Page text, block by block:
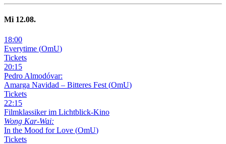
Mi 12.08.
18:00
Everytime (OmU)
Tickets
20:15
Pedro Almodóvar:
Amarga Navidad – Bitteres Fest (OmU)
Tickets
22:15
Filmklassiker im Lichtblick-Kino
Wong Kar-Wai:
In the Mood for Love (OmU)
Tickets